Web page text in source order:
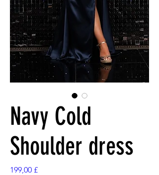
Navy Cold
Shoulder dress
199,00 £Prezzo